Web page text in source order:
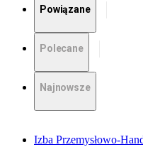
Powiązane
Polecane
Najnowsze
Izba Przemysłowo-